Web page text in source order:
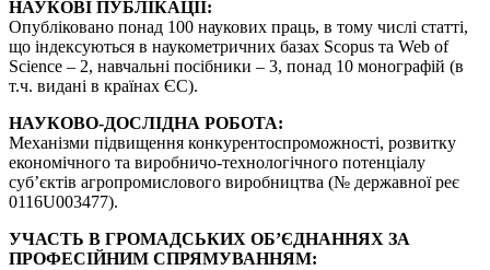
НАУКОВІ ПУБЛІКАЦІЇ:
Опубліковано понад 100 наукових праць, в тому числі статті,
що індексуються в наукометричних базах Scopus та Web of
Science – 2, навчальні посібники – 3, понад 10 монографій (в
т.ч. видані в країнах ЄС).
НАУКОВО-ДОСЛІДНА РОБОТА:
Механізми підвищення конкурентоспроможності, розвитку
економічного та виробничо-технологічного потенціалу
суб’єктів агропромислового виробництва (№ державної реє
0116U003477).
УЧАСТЬ В ГРОМАДСЬКИХ ОБ’ЄДНАННЯХ ЗА
ПРОФЕСІЙНИМ СПРЯМУВАННЯМ: